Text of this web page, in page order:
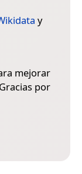
y
mejorar
por